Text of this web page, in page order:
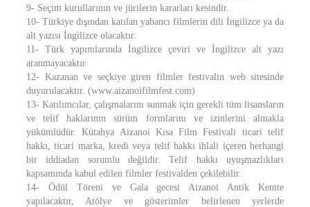
9- Seçim kurullarının ve jürilerin kararları kesindir.
10- Türkiye dışından katılan yabancı filmlerin dili İngilizce ya da
alt yazısı İngilizce olacaktır.
11- Türk yapımlarında İngilizce çeviri ve İngilizce alt yazı
aranmayacaktır
12- Kazanan ve seçkiye giren filmler festivalin web sitesinde
duyurulacaktır. (www.aizanoifilmfest.com)
13- Katılımcılar, çalışmalarını sunmak için gerekli tüm lisansların
ve telif haklarının sürüm formlarını ve izinlerini almakla
yükümlüdür. Kütahya Aizanoi Kısa Film Festivali ticari telif
hakkı, ticari marka, kredi veya telif hakkı ihlali içeren herhangi
bir iddiadan sorumlu değildir. Telif hakkı uyuşmazlıkları
kapsamında kabul edilen filmler festivalden çekilebilir.
14- Ödül Töreni ve Gala gecesi Aizanoi Antik Kentte
yapılacaktır, Atölye ve gösterimler belirlenen yerlerde